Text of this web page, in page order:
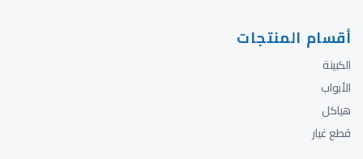
أقسام المنتجات
الكبينة
الأبواب
هياكل
قطع غيار